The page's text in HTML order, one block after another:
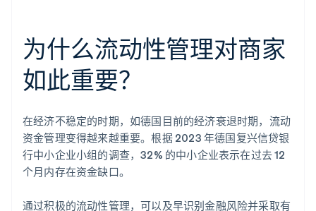
为什么流动性管理对商家
如此重要？
在经济不稳定的时期，如德国目前的经济衰退时期，流动
资金管理变得越来越重要。根据 2023 年德国复兴信贷银
行中小企业小组的调查，32% 的中小企业表示在过去 12
个月内存在资金缺口。
通过积极的流动性管理，可以及早识别金融风险并采取有